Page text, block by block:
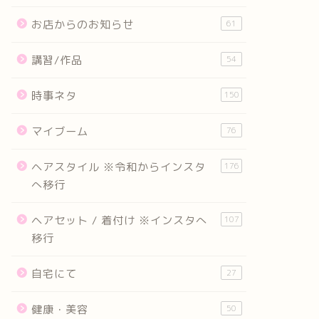
お店からのお知らせ 61
講習/作品 54
時事ネタ 150
マイブーム 76
ヘアスタイル ※令和からインスタ
へ移行
176
ヘアセット / 着付け ※インスタへ
移行
107
自宅にて 27
健康・美容 50